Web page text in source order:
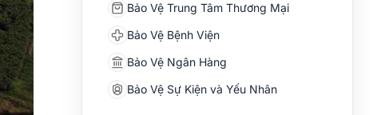
Bảo Vệ Trung Tâm Thương Mại
Bảo Vệ Bệnh Viện
Bảo Vệ Ngân Hàng
Bảo Vệ Sự Kiện và Yếu Nhân